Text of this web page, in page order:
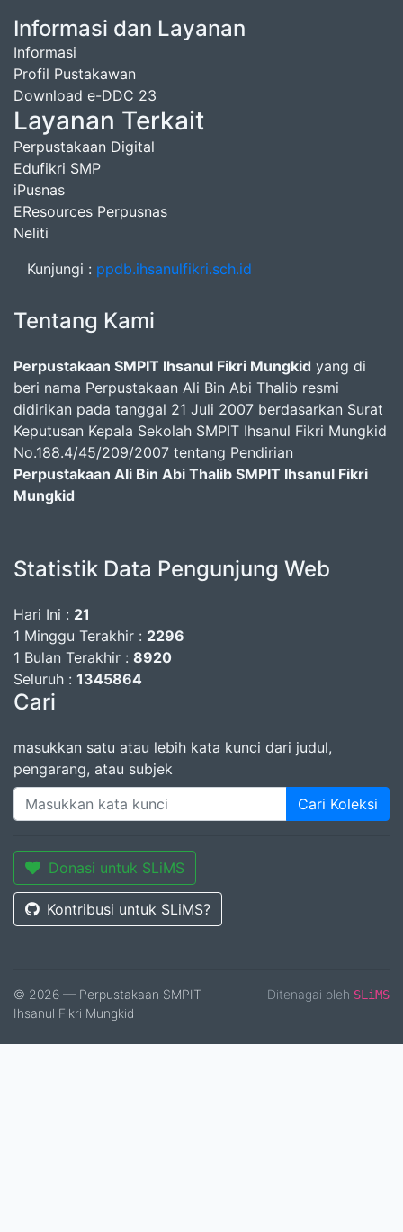
Informasi dan Layanan
Informasi
Profil Pustakawan
Download e-DDC 23
Layanan Terkait
Perpustakaan Digital
Edufikri SMP
iPusnas
EResources Perpusnas
Neliti
Kunjungi : ppdb.ihsanulfikri.sch.id
Tentang Kami
Perpustakaan SMPIT Ihsanul Fikri Mungkid yang di
beri nama Perpustakaan Ali Bin Abi Thalib resmi
didirikan pada tanggal 21 Juli 2007 berdasarkan Surat
Keputusan Kepala Sekolah SMPIT Ihsanul Fikri Mungkid
No.188.4/45/209/2007 tentang Pendirian
Perpustakaan Ali Bin Abi Thalib SMPIT Ihsanul Fikri
Mungkid
Statistik Data Pengunjung Web
Hari Ini : 21
1 Minggu Terakhir : 2296
1 Bulan Terakhir : 8920
Seluruh : 1345864
Cari
masukkan satu atau lebih kata kunci dari judul,
pengarang, atau subjek
Cari Koleksi
Donasi untuk SLiMS
Kontribusi untuk SLiMS?
© 2026 — Perpustakaan SMPIT
Ihsanul Fikri Mungkid
Ditenagai oleh SLiMS